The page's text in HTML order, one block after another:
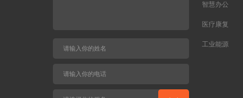
智慧办公
医疗康复
工业能源